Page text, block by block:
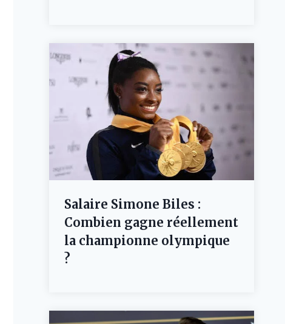
Salaire Simone Biles :
Combien gagne réellement
la championne olympique
?